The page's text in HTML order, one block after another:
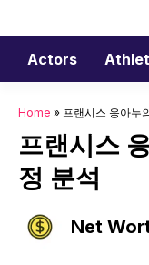
to
contentActors
Home » 프랜시스 응아누
프랜시스
정 분석
Net